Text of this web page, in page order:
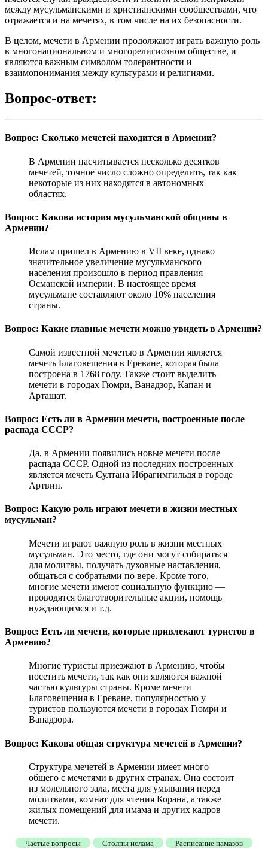
между мусульманскими и христианскими сообществами, что
отражается и на мечетях, в том числе на их безопасности.
В целом, мечети в Армении продолжают играть важную роль
в многонациональном и многорелигиозном обществе, и
являются важным символом толерантности и
взаимопонимания между культурами и религиями.
Вопрос-ответ:
Вопрос: Сколько мечетей находится в Армении?
В Армении насчитывается несколько десятков
мечетей, точное число сложно определить, так как
некоторые из них находятся в автономных
областях.
Вопрос: Какова история мусульманской общины в
Армении?
Ислам пришел в Армению в VII веке, однако
значительное увеличение мусульманского
населения произошло в период правления
Османской империи. В настоящее время
мусульмане составляют около 10% населения
страны.
Вопрос: Какие главные мечети можно увидеть в Армении?
Самой известной мечетью в Армении является
мечеть Благовещения в Ереване, которая была
построена в 1768 году. Также стоит выделить
мечети в городах Гюмри, Ванадзор, Капан и
Арташат.
Вопрос: Есть ли в Армении мечети, построенные после
распада СССР?
Да, в Армении появились новые мечети после
распада СССР. Одной из последних построенных
является мечеть Султана Ибрагимгильдя в городе
Артвин.
Вопрос: Какую роль играют мечети в жизни местных
мусульман?
Мечети играют важную роль в жизни местных
мусульман. Это место, где они могут собираться
для молитвы, получать духовные наставления,
общаться с собратьями по вере. Кроме того,
многие мечети имеют социальную функцию —
проводятся благотворительные акции, помощь
нуждающимся и т.д.
Вопрос: Есть ли мечети, которые привлекают туристов в
Армению?
Многие туристы приезжают в Армению, чтобы
посетить мечети, так как они являются важной
частью культуры страны. Кроме мечети
Благовещения в Ереване, популярностью у
туристов пользуются мечети в городах Гюмри и
Ванадзора.
Вопрос: Какова общая структура мечетей в Армении?
Структура мечетей в Армении имеет много
общего с мечетями в других странах. Она состоит
из молельного зала, места для умывания перед
молитвами, комнат для чтения Корана, а также
жилых помещений для имама и других кадров
мечети.
Частые вопросы Столпы ислама
Расписание намазов